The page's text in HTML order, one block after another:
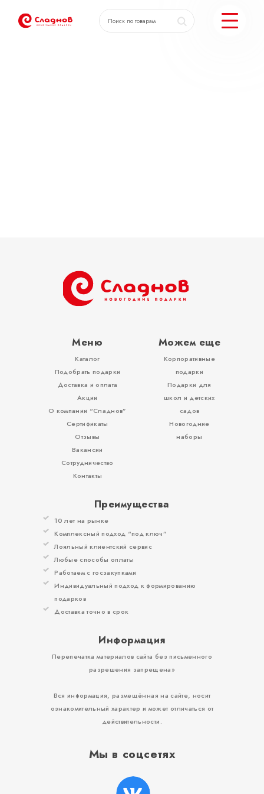
КОНТАКТЫ
Мы в соцсетях
Меню
Каталог
Подобрать подарки
Доставка и оплата
Акции
О компании “Сладнов”
Сертификаты
Отзывы
Вакансии
Сотрудничество
Контакты
Можем еще
Корпоративные
подарки
Подарки для
школ и детских
садов
Новогодние
наборы
Преимущества
10 лет на рынке
Комплексный подход “под ключ”
Лояльный клиентский сервис
Любые способы оплаты
Работаем с госзакупками
Индивидуальный подход к формированию
подарков
Доставка точно в срок
Информация
Перепечатка материалов сайта без письменного
разрешения запрещена»
Вся информация, размещённая на сайте, носит
ознакомительный характер и может отличаться от
действительности.